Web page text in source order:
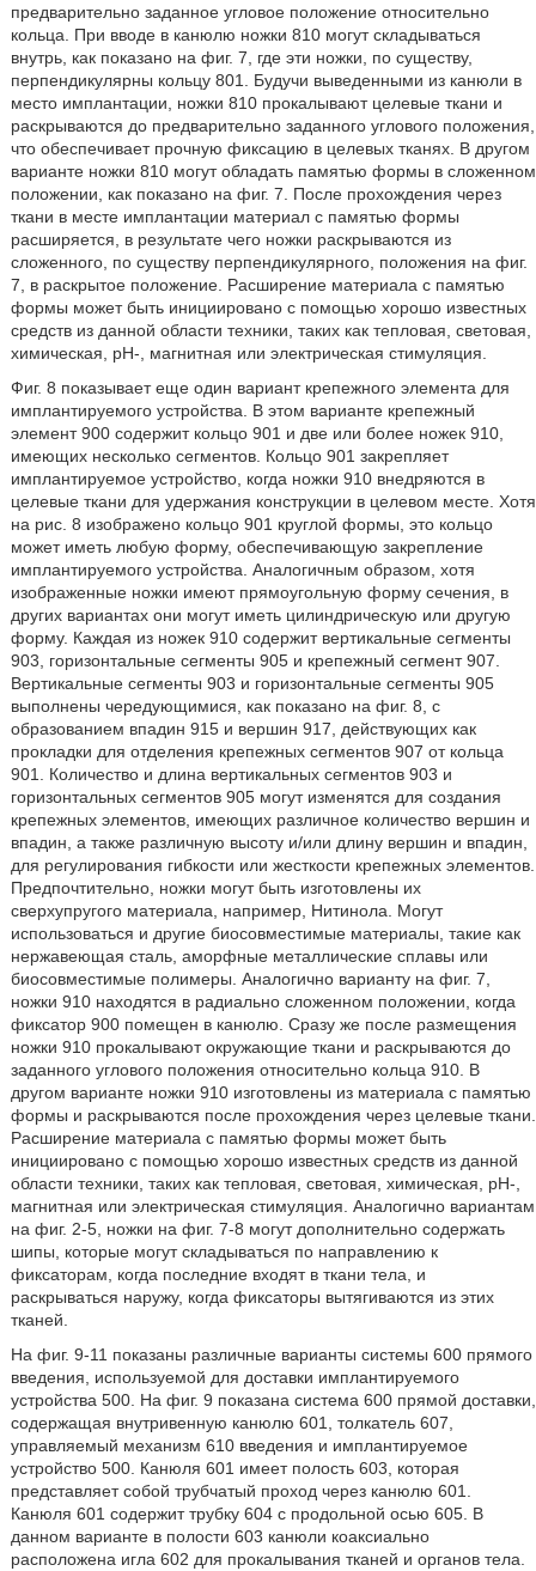
предварительно заданное угловое положение относительно
кольца. При вводе в канюлю ножки 810 могут складываться
внутрь, как показано на фиг. 7, где эти ножки, по существу,
перпендикулярны кольцу 801. Будучи выведенными из канюли в
место имплантации, ножки 810 прокалывают целевые ткани и
раскрываются до предварительно заданного углового положения,
что обеспечивает прочную фиксацию в целевых тканях. В другом
варианте ножки 810 могут обладать памятью формы в сложенном
положении, как показано на фиг. 7. После прохождения через
ткани в месте имплантации материал с памятью формы
расширяется, в результате чего ножки раскрываются из
сложенного, по существу перпендикулярного, положения на фиг.
7, в раскрытое положение. Расширение материала с памятью
формы может быть инициировано с помощью хорошо известных
средств из данной области техники, таких как тепловая, световая,
химическая, рН-, магнитная или электрическая стимуляция.
Фиг. 8 показывает еще один вариант крепежного элемента для
имплантируемого устройства. В этом варианте крепежный
элемент 900 содержит кольцо 901 и две или более ножек 910,
имеющих несколько сегментов. Кольцо 901 закрепляет
имплантируемое устройство, когда ножки 910 внедряются в
целевые ткани для удержания конструкции в целевом месте. Хотя
на рис. 8 изображено кольцо 901 круглой формы, это кольцо
может иметь любую форму, обеспечивающую закрепление
имплантируемого устройства. Аналогичным образом, хотя
изображенные ножки имеют прямоугольную форму сечения, в
других вариантах они могут иметь цилиндрическую или другую
форму. Каждая из ножек 910 содержит вертикальные сегменты
903, горизонтальные сегменты 905 и крепежный сегмент 907.
Вертикальные сегменты 903 и горизонтальные сегменты 905
выполнены чередующимися, как показано на фиг. 8, с
образованием впадин 915 и вершин 917, действующих как
прокладки для отделения крепежных сегментов 907 от кольца
901. Количество и длина вертикальных сегментов 903 и
горизонтальных сегментов 905 могут изменятся для создания
крепежных элементов, имеющих различное количество вершин и
впадин, а также различную высоту и/или длину вершин и впадин,
для регулирования гибкости или жесткости крепежных элементов.
Предпочтительно, ножки могут быть изготовлены их
сверхупругого материала, например, Нитинола. Могут
использоваться и другие биосовместимые материалы, такие как
нержавеющая сталь, аморфные металлические сплавы или
биосовместимые полимеры. Аналогично варианту на фиг. 7,
ножки 910 находятся в радиально сложенном положении, когда
фиксатор 900 помещен в канюлю. Сразу же после размещения
ножки 910 прокалывают окружающие ткани и раскрываются до
заданного углового положения относительно кольца 910. В
другом варианте ножки 910 изготовлены из материала с памятью
формы и раскрываются после прохождения через целевые ткани.
Расширение материала с памятью формы может быть
инициировано с помощью хорошо известных средств из данной
области техники, таких как тепловая, световая, химическая, рН-,
магнитная или электрическая стимуляция. Аналогично вариантам
на фиг. 2-5, ножки на фиг. 7-8 могут дополнительно содержать
шипы, которые могут складываться по направлению к
фиксаторам, когда последние входят в ткани тела, и
раскрываться наружу, когда фиксаторы вытягиваются из этих
тканей.
На фиг. 9-11 показаны различные варианты системы 600 прямого
введения, используемой для доставки имплантируемого
устройства 500. На фиг. 9 показана система 600 прямой доставки,
содержащая внутривенную канюлю 601, толкатель 607,
управляемый механизм 610 введения и имплантируемое
устройство 500. Канюля 601 имеет полость 603, которая
представляет собой трубчатый проход через канюлю 601.
Канюля 601 содержит трубку 604 с продольной осью 605. В
данном варианте в полости 603 канюли коаксиально
расположена игла 602 для прокалывания тканей и органов тела.